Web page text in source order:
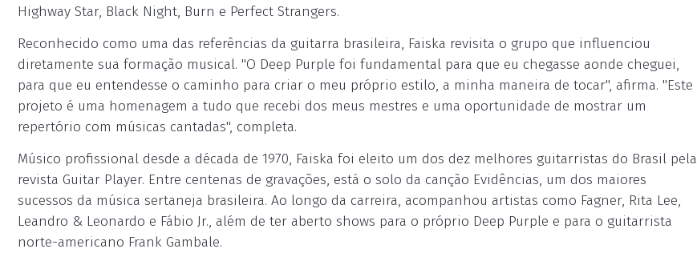
Highway Star, Black Night, Burn e Perfect Strangers.
Reconhecido como uma das referências da guitarra brasileira, Faiska revisita o grupo que influenciou
diretamente sua formação musical. "O Deep Purple foi fundamental para que eu chegasse aonde cheguei,
para que eu entendesse o caminho para criar o meu próprio estilo, a minha maneira de tocar", afirma. "Este
projeto é uma homenagem a tudo que recebi dos meus mestres e uma oportunidade de mostrar um
repertório com músicas cantadas", completa.
Músico profissional desde a década de 1970, Faiska foi eleito um dos dez melhores guitarristas do Brasil pela
revista Guitar Player. Entre centenas de gravações, está o solo da canção Evidências, um dos maiores
sucessos da música sertaneja brasileira. Ao longo da carreira, acompanhou artistas como Fagner, Rita Lee,
Leandro & Leonardo e Fábio Jr., além de ter aberto shows para o próprio Deep Purple e para o guitarrista
norte-americano Frank Gambale.